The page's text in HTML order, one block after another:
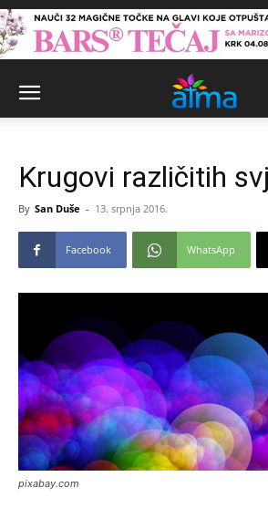
Krugovi različitih
By San Duše - 13. srpnja 2016.
Facebook WhatsApp
pixabay.com